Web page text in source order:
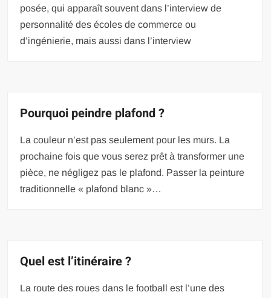
posée, qui apparaît souvent dans l’interview de
personnalité des écoles de commerce ou
d’ingénierie, mais aussi dans l’interview
Pourquoi peindre plafond ?
La couleur n’est pas seulement pour les murs. La
prochaine fois que vous serez prêt à transformer une
pièce, ne négligez pas le plafond. Passer la peinture
traditionnelle « plafond blanc »…
Quel est l’itinéraire ?
La route des roues dans le football est l’une des